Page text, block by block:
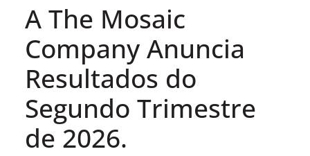
A The Mosaic
Company Anuncia
Resultados do
Segundo Trimestre
de 2026.